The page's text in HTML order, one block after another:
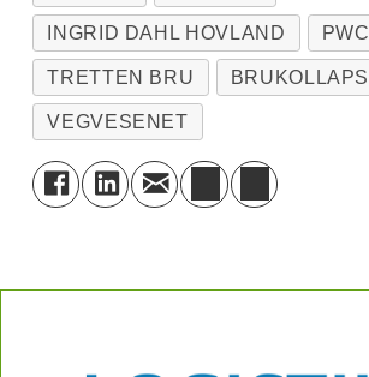
INGRID DAHL HOVLAND PWC
TRETTEN BRU BRUKOLLAPS
VEGVESENET